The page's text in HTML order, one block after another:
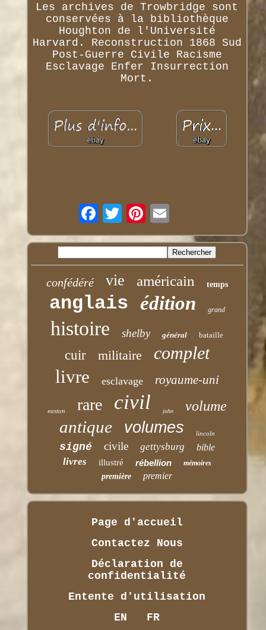
Les archives de Trowbridge sont
conservées à la bibliothèque
Houghton de l'Université
Harvard. Reconstruction 1868 Sud
Post-Guerre Civile Racisme
Esclavage Enfer Insurrection
Mort.
confédéré vie américain temps
anglais édition grand
histoire shelby général bataille
cuir militaire complet
livre esclavage royaume-uni
easton rare civil john volume
antique volumes lincoln
signé civile gettysburg bible
livres illustré rébellion mémoires
première premier
Page d'accueil
Contactez Nous
Déclaration de
confidentialité
Entente d'utilisation
EN
FR